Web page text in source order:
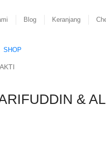
Blog Keranjang
SHOP
&